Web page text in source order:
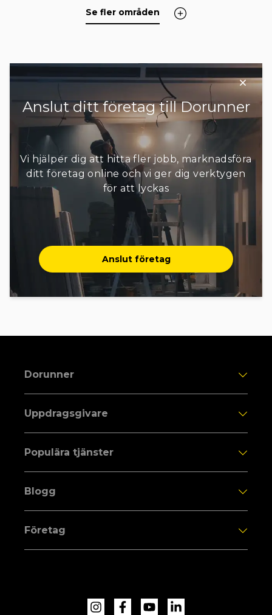
Kävlinge
Se fler områden
Anslut ditt företag till Dorunner
Vi hjälper dig att hitta fler jobb, marknadsföra
ditt företag online och vi ger dig verktygen
för att lyckas
Anslut företag
Dorunner
Uppdragsgivare
Populära tjänster
Blogg
Företag